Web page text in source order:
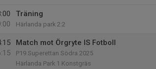
Träning
Härlanda park 2:2
Match mot Örgryte IS Fotboll
P19 Superettan Södra 2025
Härlanda Park 1 Konstgräs